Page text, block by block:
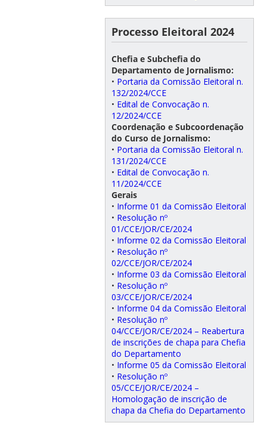
Processo Eleitoral 2024
Chefia e Subchefia do
Departamento de Jornalismo:
• Portaria da Comissão Eleitoral n.
132/2024/CCE
• Edital de Convocação n.
12/2024/CCE
Coordenação e Subcoordenação
do Curso de Jornalismo:
• Portaria da Comissão Eleitoral n.
131/2024/CCE
• Edital de Convocação n.
11/2024/CCE
Gerais
• Informe 01 da Comissão Eleitoral
• Resolução nº
01/CCE/JOR/CE/2024
• Informe 02 da Comissão Eleitoral
• Resolução nº
02/CCE/JOR/CE/2024
• Informe 03 da Comissão Eleitoral
• Resolução nº
03/CCE/JOR/CE/2024
• Informe 04 da Comissão Eleitoral
• Resolução nº
04/CCE/JOR/CE/2024 – Reabertura
de inscrições de chapa para Chefia
do Departamento
• Informe 05 da Comissão Eleitoral
• Resolução nº
05/CCE/JOR/CE/2024 –
Homologação de inscrição de
chapa da Chefia do Departamento